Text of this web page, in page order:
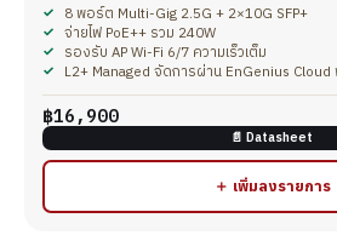
8 พอร์ต Multi-Gig 2.5G + 2×10G SFP+
จ่ายไฟ PoE++ รวม 240W
รองรับ AP Wi-Fi 6/7 ความเร็วเต็ม
L2+ Managed จัดการผ่าน EnGenius Cloud
฿16,900
📄 Datasheet
＋ เพิ่มลงรายการ